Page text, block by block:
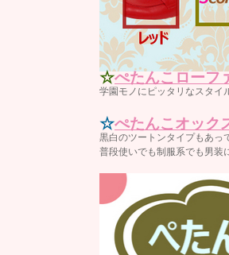
☆ぺたんこローフ
学園モノにピッタリなスタ
☆ぺたんこオック
黒白のツートンタイプもあっ
普段使いでも制服系でも男